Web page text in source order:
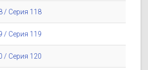
/ Серия 118
/ Серия 119
/ Серия 120